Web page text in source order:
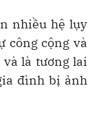
nhiều hệ lụy
công cộng và
là tương lai
đình bị ảnh